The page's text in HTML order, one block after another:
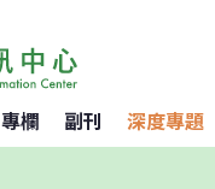
專欄 副刊 深度專題